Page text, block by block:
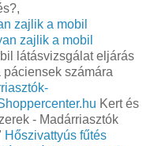
zajlik a mobil
zajlik a mobil
látásvizsgálat eljárás
számára
Kert és
- Madárriasztók
Hőszivattyús fűtés